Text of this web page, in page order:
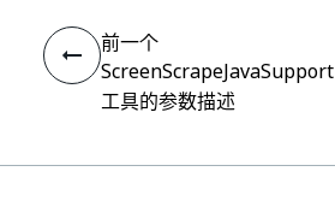
前一个
ScreenScrapeJavaSupport
工具的参数描述